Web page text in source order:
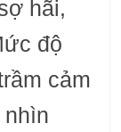
hãi,
độ
cảm